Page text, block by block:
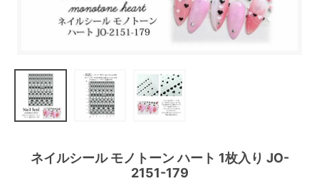
ネイルシール モノトーン ハート 1枚入り JO-
2151-179